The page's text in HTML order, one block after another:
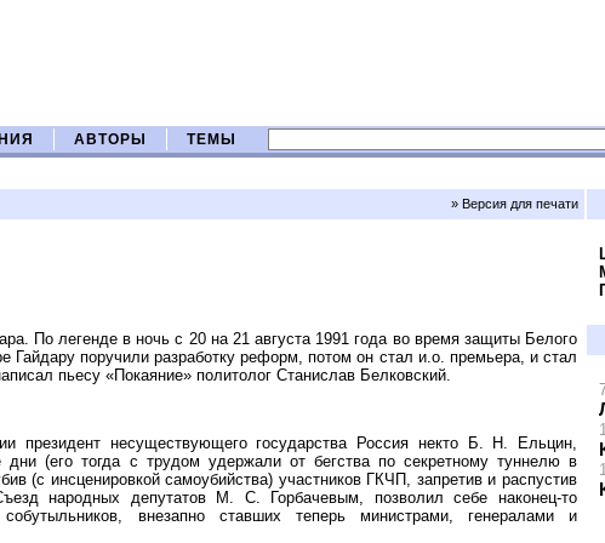
АВТОРЫ ТЕМЫ
» Версия для печати
По легенде в ночь с 20 на 21 августа 1991 года во время защиты Белого
поручили разработку реформ, потом он стал и.о. премьера, и стал
пьесу «Покаяние» политолог Станислав Белковский.
президент несуществующего государства Россия некто Б. Н. Ельцин,
дни (его тогда с трудом удержали от бегства по секретному туннелю в
(с инсценировкой самоубийства) участников ГКЧП, запретив и распустив
народных депутатов М. С. Горбачевым, позволил себе наконец-то
внезапно ставших теперь министрами, генералами и